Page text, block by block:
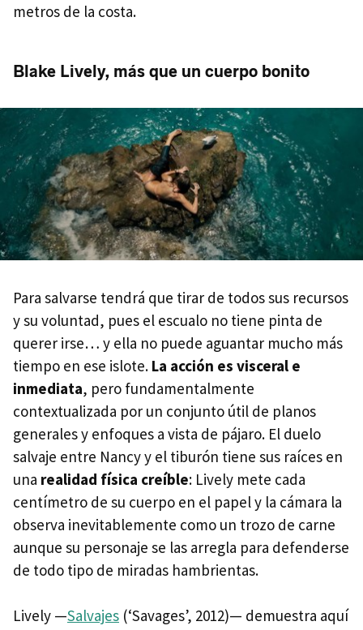
metros de la costa.
Blake Lively, más que un cuerpo bonito
Para salvarse tendrá que tirar de todos sus recursos
y su voluntad, pues el escualo no tiene pinta de
querer irse… y ella no puede aguantar mucho más
tiempo en ese islote. La acción es visceral e
inmediata, pero fundamentalmente
contextualizada por un conjunto útil de planos
generales y enfoques a vista de pájaro. El duelo
salvaje entre Nancy y el tiburón tiene sus raíces en
una realidad física creíble: Lively mete cada
centímetro de su cuerpo en el papel y la cámara la
observa inevitablemente como un trozo de carne
aunque su personaje se las arregla para defenderse
de todo tipo de miradas hambrientas.
Lively —Salvajes (‘Savages’, 2012)— demuestra aquí